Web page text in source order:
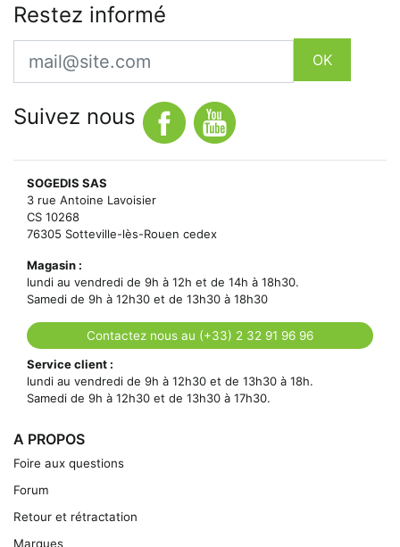
Restez informé
Email
OK
Suivez nous
SOGEDIS SAS
3 rue Antoine Lavoisier
CS 10268
76305 Sotteville-lès-Rouen cedex
Magasin :
lundi au vendredi de 9h à 12h et de 14h à 18h30.
Samedi de 9h à 12h30 et de 13h30 à 18h30
Contactez nous au (+33) 2 32 91 96 96
Service client :
lundi au vendredi de 9h à 12h30 et de 13h30 à 18h.
Samedi de 9h à 12h30 et de 13h30 à 17h30.
A PROPOS
Foire aux questions
Forum
Retour et rétractation
Marques